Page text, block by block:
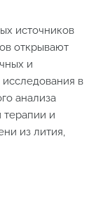
источников
открывают
и
в
анализа
терапии и
из лития,